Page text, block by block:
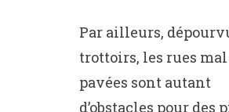
Par ailleurs,
trottoirs, les rues mal
pavées sont autant
d’obstacles pour des